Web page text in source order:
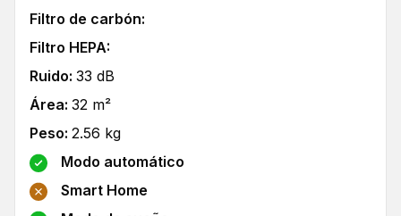
Filtro de carbón:
Filtro HEPA:
Ruido: 33 dB
Área: 32 m²
Peso: 2.56 kg
Modo automático
Smart Home